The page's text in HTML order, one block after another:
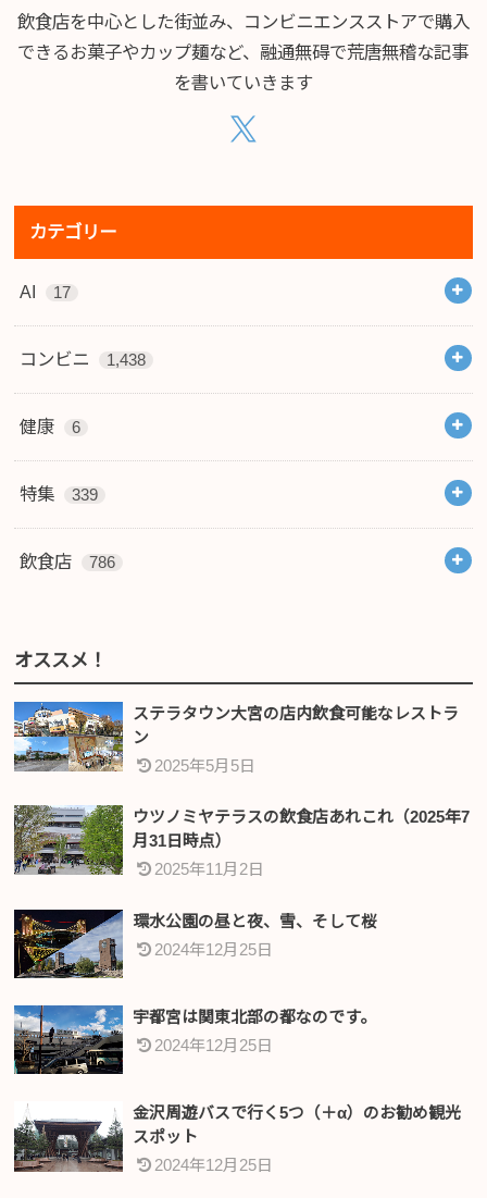
飲食店を中心とした街並み、コンビニエンスストアで購入
できるお菓子やカップ麺など、融通無碍で荒唐無稽な記事
を書いていきます
カテゴリー
AI 17
コンビニ 1,438
健康 6
特集 339
飲食店 786
オススメ！
ステラタウン大宮の店内飲食可能なレストラ
ン
2025年5月5日
ウツノミヤテラスの飲食店あれこれ（2025年7
月31日時点）
2025年11月2日
環水公園の昼と夜、雪、そして桜
2024年12月25日
宇都宮は関東北部の都なのです。
2024年12月25日
金沢周遊バスで行く5つ（＋α）のお勧め観光
スポット
2024年12月25日